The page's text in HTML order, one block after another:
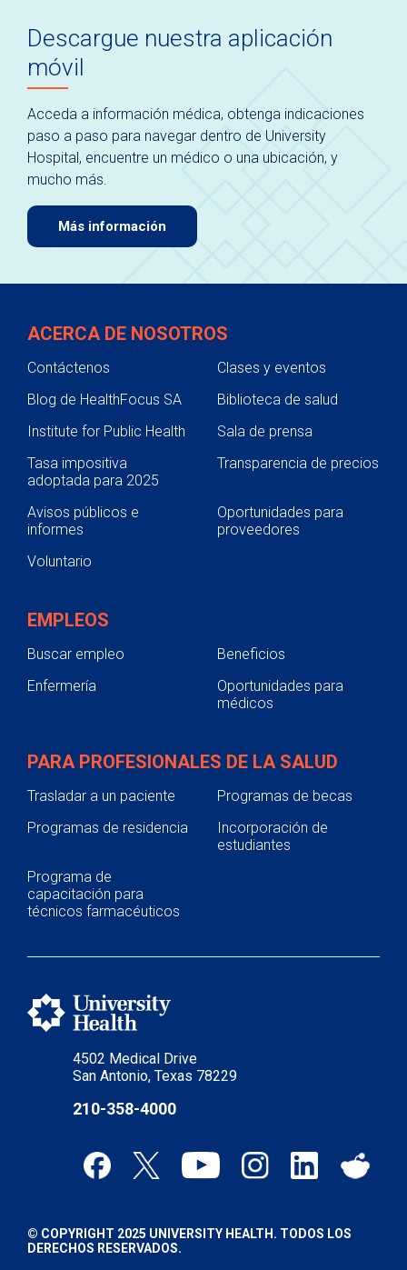
Descargue nuestra aplicación
móvil
Acceda a información médica, obtenga indicaciones
paso a paso para navegar dentro de University
Hospital, encuentre un médico o una ubicación, y
mucho más.
Más información
4502 Medical Drive
San Antonio, Texas 78229
210-358-4000
ACERCA DE NOSOTROS
Contáctenos
Clases y eventos
Blog de HealthFocus SA
Biblioteca de salud
Institute for Public Health
Sala de prensa
Tasa impositiva
adoptada para 2025
Transparencia de precios
Avisos públicos e
informes
Oportunidades para
proveedores
Voluntario
EMPLEOS
Buscar empleo
Beneficios
Enfermería
Oportunidades para
médicos
PARA PROFESIONALES DE LA SALUD
Trasladar a un paciente
Programas de becas
Programas de residencia
Incorporación de
estudiantes
Programa de
capacitación para
técnicos farmacéuticos
© COPYRIGHT 2025 UNIVERSITY HEALTH. TODOS LOS
DERECHOS RESERVADOS.